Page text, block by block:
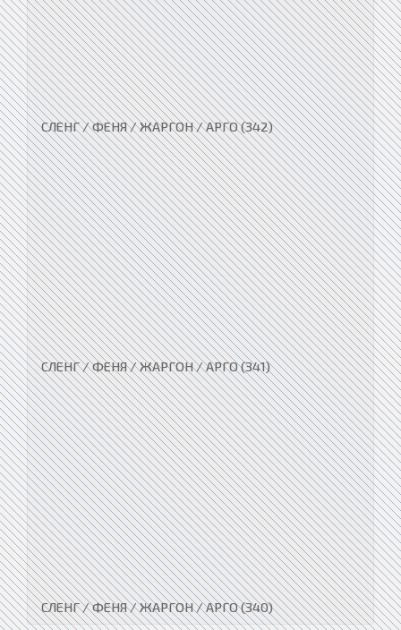
СЛЕНГ / ФЕНЯ / ЖАРГОН / АРГО (342)
СЛЕНГ / ФЕНЯ / ЖАРГОН / АРГО (341)
СЛЕНГ / ФЕНЯ / ЖАРГОН / АРГО (340)